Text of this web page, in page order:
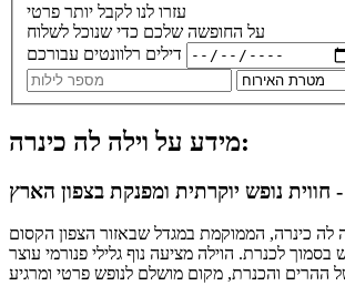
עזרו לנו לקבל יותר פרטי
על החופשה שלכם כדי שנוכל לשלוח
מידע על וילה לה כינרה:
חווית נופש יוקרתית ומפנקת בצפון הארץ
לה כינרה, הממוקמת במגדל שבאזור הצפון הקסום
לכנרת. הוילה מציעה נוף גלילי פנורמי עוצר